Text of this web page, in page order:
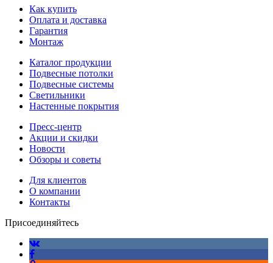
Как купить
Оплата и доставка
Гарантия
Монтаж
Каталог продукции
Подвесные потолки
Подвесные системы
Светильники
Настенные покрытия
Пресс-центр
Акции и скидки
Новости
Обзоры и советы
Для клиентов
О компании
Контакты
Присоединяйтесь